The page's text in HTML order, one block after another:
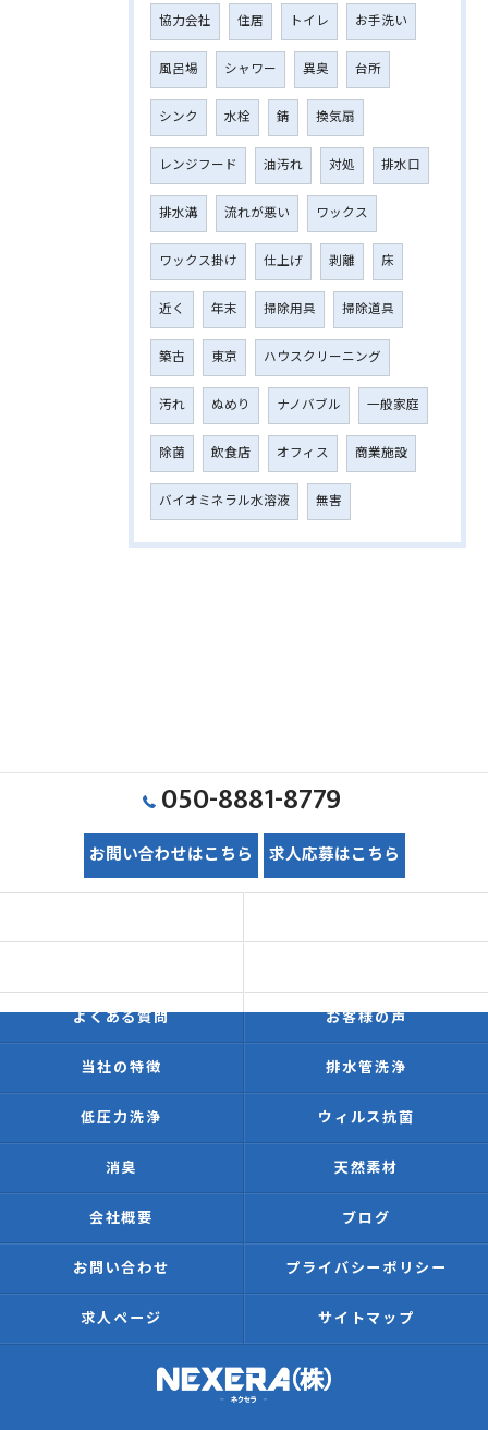
協力会社 住居 トイレ お手洗い
風呂場 シャワー 異臭 台所
シンク 水栓 錆 換気扇
レンジフード 油汚れ 対処 排水口
排水溝 流れが悪い ワックス
ワックス掛け 仕上げ 剥離 床
近く 年末 掃除用具 掃除道具
築古 東京 ハウスクリーニング
汚れ ぬめり ナノバブル 一般家庭
除菌 飲食店 オフィス 商業施設
バイオミネラル水溶液 無害
050-8881-8779
お問い合わせはこちら 求人応募はこちら
よくある質問 お客様の声
当社の特徴 排水管洗浄
低圧力洗浄 ウィルス抗菌
消臭 天然素材
会社概要 ブログ
お問い合わせ プライバシーポリシー
求人ページ サイトマップ